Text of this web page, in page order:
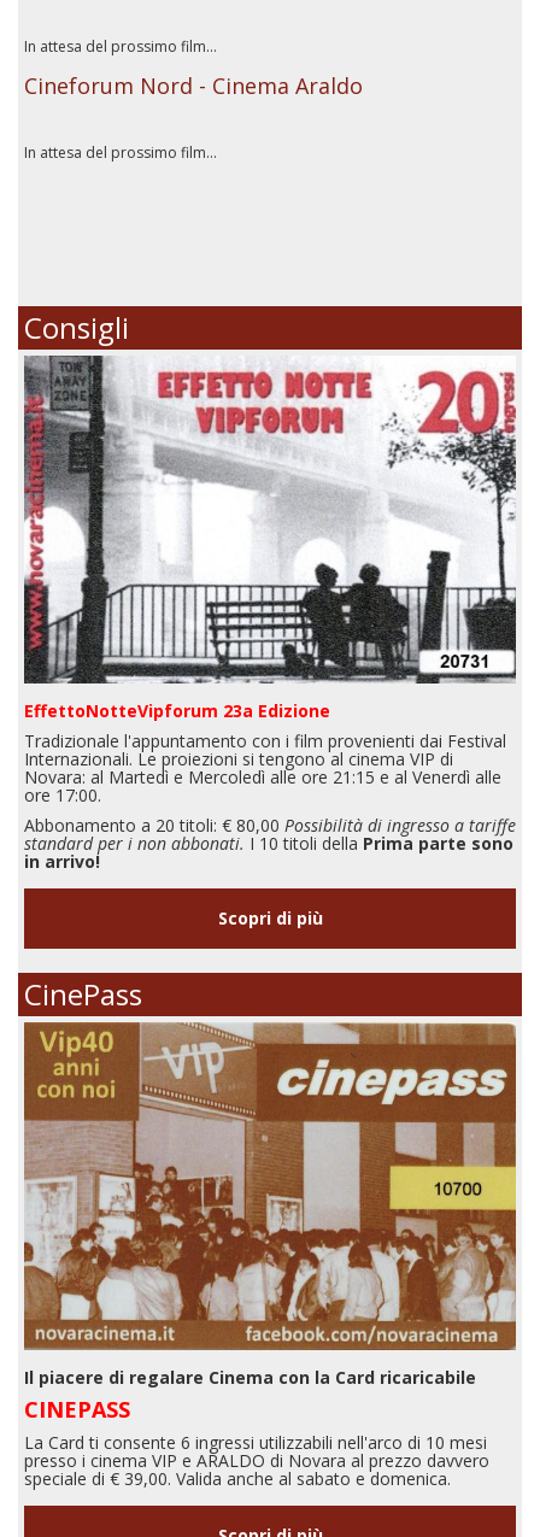
In attesa del prossimo film...
Cineforum Nord - Cinema Araldo
In attesa del prossimo film...
Consigli
EffettoNotteVipforum 23a Edizione
Tradizionale l'appuntamento con i film provenienti dai Festival
Internazionali. Le proiezioni si tengono al cinema VIP di
Novara: al Martedì e Mercoledì alle ore 21:15 e al Venerdì alle
ore 17:00.
Abbonamento a 20 titoli: € 80,00 Possibilità di ingresso a tariffe
standard per i non abbonati. I 10 titoli della Prima parte sono
in arrivo!
Scopri di più
CinePass
Il piacere di regalare Cinema con la Card ricaricabile
CINEPASS
La Card ti consente 6 ingressi utilizzabili nell'arco di 10 mesi
presso i cinema VIP e ARALDO di Novara al prezzo davvero
speciale di € 39,00. Valida anche al sabato e domenica.